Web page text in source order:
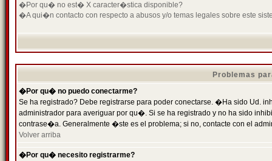
�Por qu� no est� X caracter�stica disponible?
�A qui�n contacto con respecto a abusos y/o temas legales sobre este
Problemas
�Por qu� no puedo conectarme?
Se ha registrado? Debe registrarse para poder conectarse. �Ha sido Ud.
administrador para averiguar por qu�. Si se ha registrado y no ha sido
contrase�a. Generalmente �ste es el problema; si no, contacte con el
Volver arriba
�Por qu� necesito registrarme?